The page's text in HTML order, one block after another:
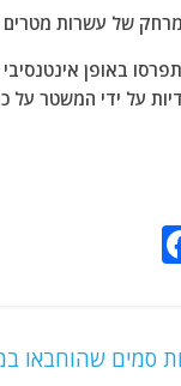
o
o
k
של עשרות
התפרסו באופן
על ידי המשטר על
eסמים שהוחבאו